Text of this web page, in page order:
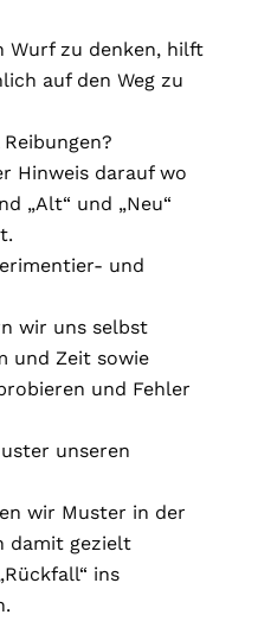
Wurf zu denken, hilft
auf den Weg zu
Hinweis darauf wo
„Alt“ und „Neu“
und
wir uns selbst
und Zeit sowie
und Fehler
unseren
wir Muster in der
damit gezielt
ins